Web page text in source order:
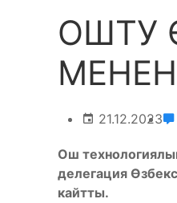
ОШТУ
21.12.2023
Ош
делегация
кайтты.